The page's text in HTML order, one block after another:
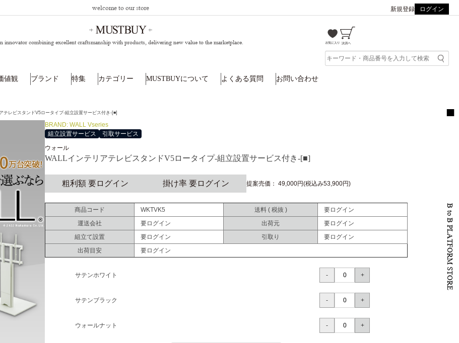
welcome to our store 新規登録 ログイン
innovator combining excellent craftsmanship with products,delivering new value to the marketplace.
値観 ブランド 特集 カテゴリー MUSTBUYについて よくある質問 お問い合わせ
テレビスタンドV5ロータイプ-組立設置サービス付き-[■]
BRAND: WALL Vseries
組立設置サービス
引取サービス
ウォール
WALLインテリアテレビスタンドV5ロータイプ-組立設置サービス付き-[■]
粗利額 要ログイン 掛け率 要ログイン 提案売価： 49,000円(税込み53,900円)
商品コード WKTVK5 送料 ( 税抜 )
要ログイン
運送会社
要ログイン 出荷元
要ログイン
組立て設置
要ログイン 引取り
要ログイン
出荷目安
要ログイン
サテンホワイト
サテンブラック
ウォールナット
B to B PLATFORM STORE